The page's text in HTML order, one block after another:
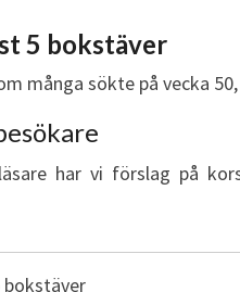
5 bokstäver
många sökte på vecka 50,
har vi förslag på
bokstäver